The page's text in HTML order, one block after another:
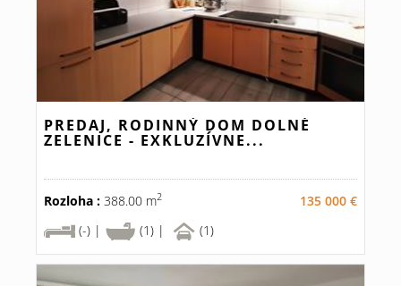
PREDAJ, RODINNÝ DOM DOLNÉ
ZELENICE - EXKLUZÍVNE...
Rozloha : 388.00 m2
135 000 €
(-) |
(1) | (1)